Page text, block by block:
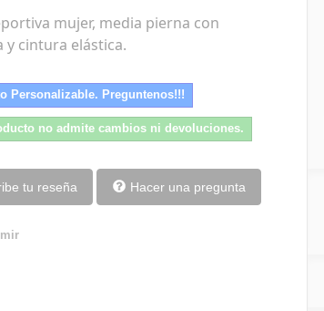
mujer, media pierna con
y cintura elástica.
Personalizable. Preguntenos!!!
no admite cambios ni devoluciones.
tu reseña Hacer una pregunta